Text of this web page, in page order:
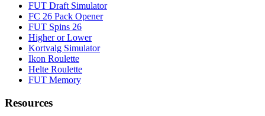
FUT Draft Simulator
FC 26 Pack Opener
FUT Spins 26
Higher or Lower
Kortvalg Simulator
Ikon Roulette
Helte Roulette
FUT Memory
Resources